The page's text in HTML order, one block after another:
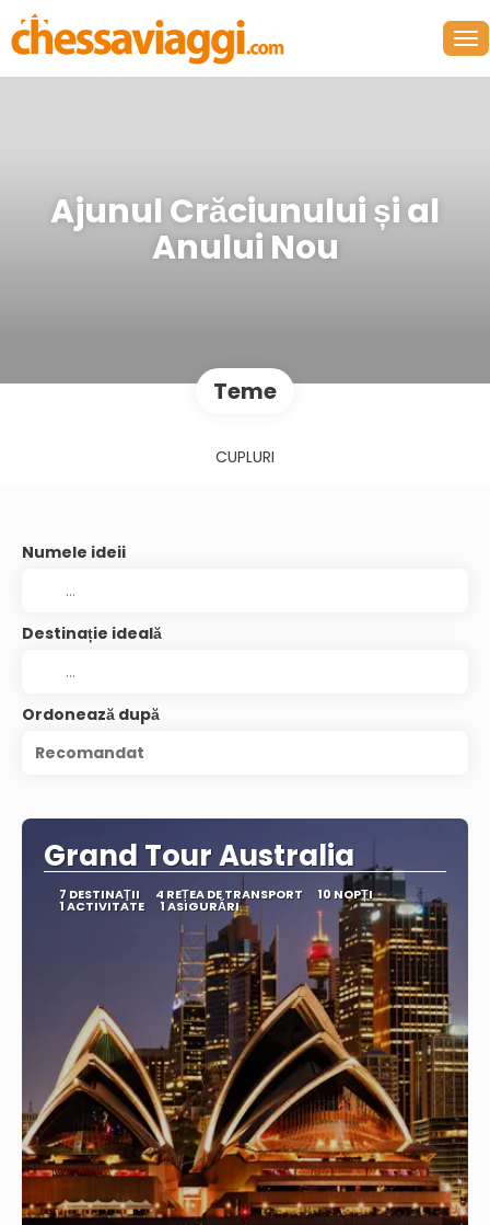
Ajunul Crăciunului și al
Anului Nou
Teme
CUPLURI
Numele ideii
Destinație ideală
Ordonează după
Recomandat
Grand Tour Australia
7 DESTINAŢII 4 REȚEA DE TRANSPORT 10 NOPȚI
1 ACTIVITATE 1 ASIGURĂRI